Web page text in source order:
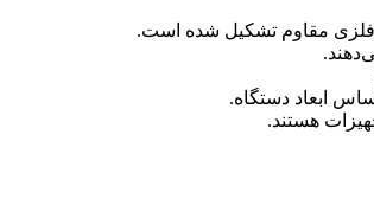
فلزی مقاوم تشکیل شده است.
ابعاد دستگاه.
هستند.